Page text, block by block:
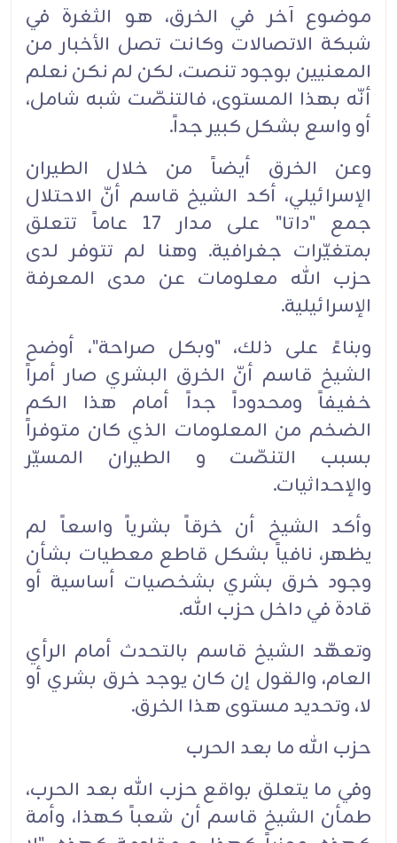
موضوع آخر في الخرق، هو الثغرة في
شبكة الاتصالات وكانت تصل الأخبار من
المعنيين بوجود تنصت، لكن لم نكن نعلم
أنّه بهذا المستوى، فالتنصّت شبه شامل،
أو واسع بشكل كبير جداً.
وعن الخرق أيضاً من خلال الطيران
الإسرائيلي، أكد الشيخ قاسم أنّ الاحتلال
جمع "داتا" على مدار 17 عاماً تتعلق
بمتغيّرات جغرافية. وهنا لم تتوفر لدى
حزب الله معلومات عن مدى المعرفة
الإسرائيلية.
وبناءً على ذلك، "وبكل صراحة"، أوضح
الشيخ قاسم أنّ الخرق البشري صار أمراً
خفيفاً ومحدوداً جداً أمام هذا الكم
الضخم من المعلومات الذي كان متوفراً
بسبب التنصّت و الطيران المسيّر
والإحداثيات.
وأكد الشيخ أن خرقاً بشرياً واسعاً لم
يظهر، نافياً بشكل قاطع معطيات بشأن
وجود خرق بشري بشخصيات أساسية أو
قادة في داخل حزب الله.
وتعهّد الشيخ قاسم بالتحدث أمام الرأي
العام، والقول إن كان يوجد خرق بشري أو
لا، وتحديد مستوى هذا الخرق.
حزب الله ما بعد الحرب
وفي ما يتعلق بواقع حزب الله بعد الحرب،
طمأن الشيخ قاسم أن شعباً كهذا، وأمة